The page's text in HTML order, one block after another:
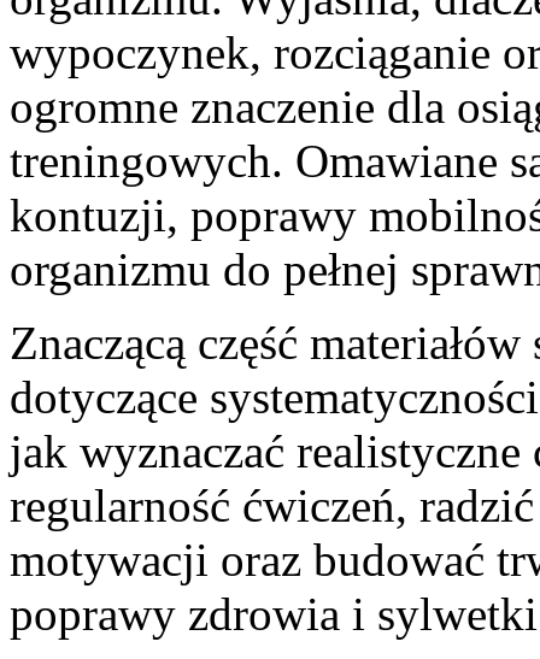
wypoczynek, rozciąganie
ogromne znaczenie dla
treningowych. Omawiane
kontuzji, poprawy
organizmu do pełnej
Znaczącą część
dotyczące
jak wyznaczać
regularność ćwiczeń,
motywacji oraz budować
poprawy zdrowia i